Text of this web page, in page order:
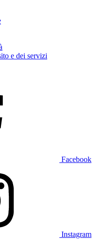
e dei servizi
Facebook
Instagram